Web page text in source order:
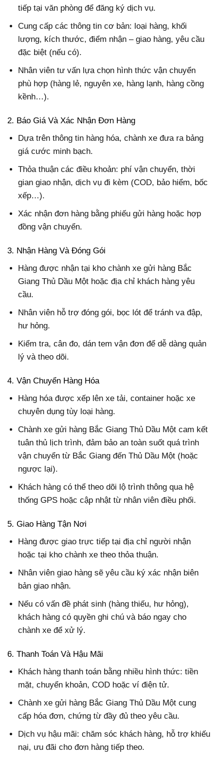
tiếp tại văn phòng để đăng ký dịch vụ.
Cung cấp các thông tin cơ bản: loại hàng, khối
lượng, kích thước, điểm nhận – giao hàng, yêu cầu
đặc biệt (nếu có).
Nhân viên tư vấn lựa chọn hình thức vận chuyển
phù hợp (hàng lẻ, nguyên xe, hàng lạnh, hàng cồng
kềnh…).
2. Báo Giá Và Xác Nhận Đơn Hàng
Dựa trên thông tin hàng hóa, chành xe đưa ra bảng
giá cước minh bạch.
Thỏa thuận các điều khoản: phí vận chuyển, thời
gian giao nhận, dịch vụ đi kèm (COD, bảo hiểm, bốc
xếp…).
Xác nhận đơn hàng bằng phiếu gửi hàng hoặc hợp
đồng vận chuyển.
3. Nhận Hàng Và Đóng Gói
Hàng được nhận tại kho chành xe gửi hàng Bắc
Giang Thủ Dầu Một hoặc địa chỉ khách hàng yêu
cầu.
Nhân viên hỗ trợ đóng gói, bọc lót để tránh va đập,
hư hỏng.
Kiểm tra, cân đo, dán tem vận đơn để dễ dàng quản
lý và theo dõi.
4. Vận Chuyển Hàng Hóa
Hàng hóa được xếp lên xe tải, container hoặc xe
chuyên dụng tùy loại hàng.
Chành xe gửi hàng Bắc Giang Thủ Dầu Một cam kết
tuân thủ lịch trình, đảm bảo an toàn suốt quá trình
vận chuyển từ Bắc Giang đến Thủ Dầu Một (hoặc
ngược lại).
Khách hàng có thể theo dõi lộ trình thông qua hệ
thống GPS hoặc cập nhật từ nhân viên điều phối.
5. Giao Hàng Tận Nơi
Hàng được giao trực tiếp tại địa chỉ người nhận
hoặc tại kho chành xe theo thỏa thuận.
Nhân viên giao hàng sẽ yêu cầu ký xác nhận biên
bản giao nhận.
Nếu có vấn đề phát sinh (hàng thiếu, hư hỏng),
khách hàng có quyền ghi chú và báo ngay cho
chành xe để xử lý.
6. Thanh Toán Và Hậu Mãi
Khách hàng thanh toán bằng nhiều hình thức: tiền
mặt, chuyển khoản, COD hoặc ví điện tử.
Chành xe gửi hàng Bắc Giang Thủ Dầu Một cung
cấp hóa đơn, chứng từ đầy đủ theo yêu cầu.
Dịch vụ hậu mãi: chăm sóc khách hàng, hỗ trợ khiếu
nại, ưu đãi cho đơn hàng tiếp theo.